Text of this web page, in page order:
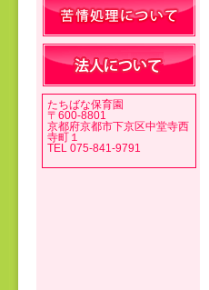
たちばな保育園
〒600-8801
京都府京都市下京区中堂寺西
寺町１
TEL 075-841-9791